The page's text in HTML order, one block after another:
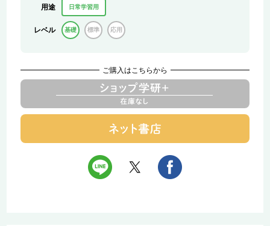
用途 日常学習用
レベル 基礎 標準 応用
ご購入はこちらから